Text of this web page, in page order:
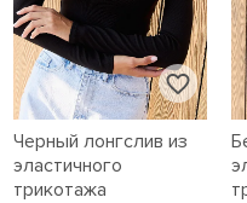
Черный лонгслив из
эластичного
трикотажа